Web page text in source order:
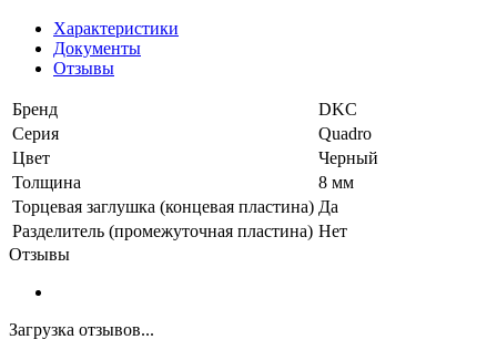
Характеристики
Документы
Отзывы
Бренд
DKC
Серия
Quadro
Цвет
Черный
Толщина
8 мм
Торцевая заглушка (концевая пластина) Да
Разделитель (промежуточная пластина) Нет
Отзывы
Загрузка отзывов...